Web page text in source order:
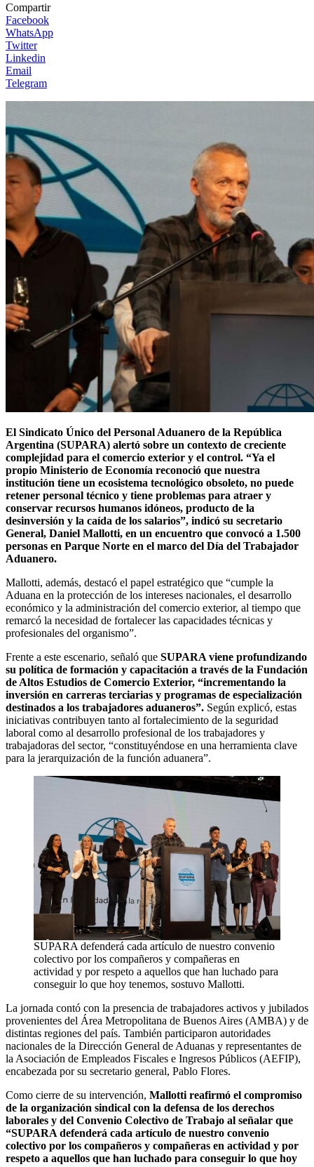
Compartir
Facebook
WhatsApp
Twitter
Linkedin
Email
Telegram
El Sindicato Único del Personal Aduanero de la República
Argentina (SUPARA) alertó sobre un contexto de creciente
complejidad para el comercio exterior y el control. “Ya el
propio Ministerio de Economía reconoció que nuestra
institución tiene un ecosistema tecnológico obsoleto, no puede
retener personal técnico y tiene problemas para atraer y
conservar recursos humanos idóneos, producto de la
desinversión y la caída de los salarios”, indicó su secretario
General, Daniel Mallotti, en un encuentro que convocó a 1.500
personas en Parque Norte en el marco del Día del Trabajador
Aduanero.
Mallotti, además, destacó el papel estratégico que “cumple la
Aduana en la protección de los intereses nacionales, el desarrollo
económico y la administración del comercio exterior, al tiempo que
remarcó la necesidad de fortalecer las capacidades técnicas y
profesionales del organismo”.
Frente a este escenario, señaló que SUPARA viene profundizando
su política de formación y capacitación a través de la Fundación
de Altos Estudios de Comercio Exterior, “incrementando la
inversión en carreras terciarias y programas de especialización
destinados a los trabajadores aduaneros”. Según explicó, estas
iniciativas contribuyen tanto al fortalecimiento de la seguridad
laboral como al desarrollo profesional de los trabajadores y
trabajadoras del sector, “constituyéndose en una herramienta clave
para la jerarquización de la función aduanera”.
SUPARA defenderá cada artículo de nuestro convenio
colectivo por los compañeros y compañeras en
actividad y por respeto a aquellos que han luchado para
conseguir lo que hoy tenemos, sostuvo Mallotti.
La jornada contó con la presencia de trabajadores activos y jubilados
provenientes del Área Metropolitana de Buenos Aires (AMBA) y de
distintas regiones del país. También participaron autoridades
nacionales de la Dirección General de Aduanas y representantes de
la Asociación de Empleados Fiscales e Ingresos Públicos (AEFIP),
encabezada por su secretario general, Pablo Flores.
Como cierre de su intervención, Mallotti reafirmó el compromiso
de la organización sindical con la defensa de los derechos
laborales y del Convenio Colectivo de Trabajo al señalar que
“SUPARA defenderá cada artículo de nuestro convenio
colectivo por los compañeros y compañeras en actividad y por
respeto a aquellos que han luchado para conseguir lo que hoy